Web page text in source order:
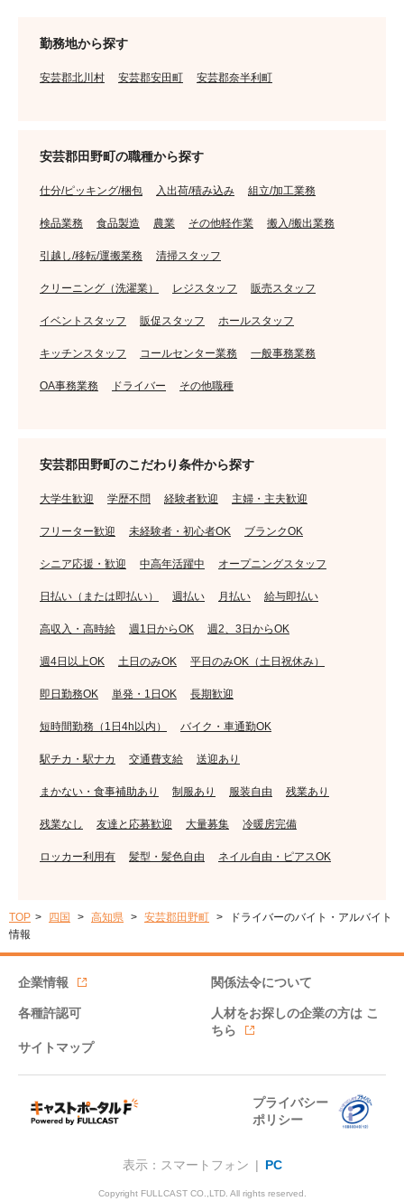
勤務地から探す
安芸郡北川村 安芸郡安田町 安芸郡奈半利町
安芸郡田野町の職種から探す
仕分/ピッキング/梱包 入出荷/積み込み 組立/加工業務
検品業務 食品製造 農業 その他軽作業 搬入/搬出業務
引越し/移転/運搬業務 清掃スタッフ
クリーニング（洗濯業） レジスタッフ 販売スタッフ
イベントスタッフ 販促スタッフ ホールスタッフ
キッチンスタッフ コールセンター業務 一般事務業務
OA事務業務 ドライバー その他職種
安芸郡田野町のこだわり条件から探す
大学生歓迎 学歴不問 経験者歓迎 主婦・主夫歓迎
フリーター歓迎 未経験者・初心者OK ブランクOK
シニア応援・歓迎 中高年活躍中 オープニングスタッフ
日払い（または即払い） 週払い 月払い 給与即払い
高収入・高時給 週1日からOK 週2、3日からOK
週4日以上OK 土日のみOK 平日のみOK（土日祝休み）
即日勤務OK 単発・1日OK 長期歓迎
短時間勤務（1日4h以内） バイク・車通勤OK
駅チカ・駅ナカ 交通費支給 送迎あり
まかない・食事補助あり 制服あり 服装自由 残業あり
残業なし 友達と応募歓迎 大量募集 冷暖房完備
ロッカー利用有 髪型・髪色自由 ネイル自由・ピアスOK
TOP 四国 高知県 安芸郡田野町
ドライバーのバイト・アルバイト
情報
企業情報 関係法令について
各種許認可 人材をお探しの企業の方は こ
ちら
サイトマップ
プライバシー
ポリシー
表示：スマートフォン | PC
Copyright FULLCAST CO.,LTD. All rights reserved.